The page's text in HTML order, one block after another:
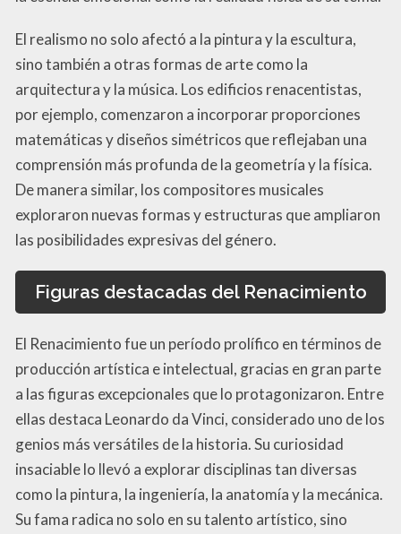
El realismo no solo afectó a la pintura y la escultura,
sino también a otras formas de arte como la
arquitectura y la música. Los edificios renacentistas,
por ejemplo, comenzaron a incorporar proporciones
matemáticas y diseños simétricos que reflejaban una
comprensión más profunda de la geometría y la física.
De manera similar, los compositores musicales
exploraron nuevas formas y estructuras que ampliaron
las posibilidades expresivas del género.
Figuras destacadas del Renacimiento
El Renacimiento fue un período prolífico en términos de
producción artística e intelectual, gracias en gran parte
a las figuras excepcionales que lo protagonizaron. Entre
ellas destaca Leonardo da Vinci, considerado uno de los
genios más versátiles de la historia. Su curiosidad
insaciable lo llevó a explorar disciplinas tan diversas
como la pintura, la ingeniería, la anatomía y la mecánica.
Su fama radica no solo en su talento artístico, sino